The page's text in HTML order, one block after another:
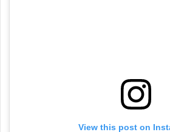
View this post on